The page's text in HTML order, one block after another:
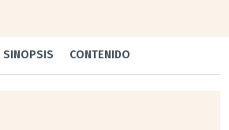
SINOPSIS CONTENIDO